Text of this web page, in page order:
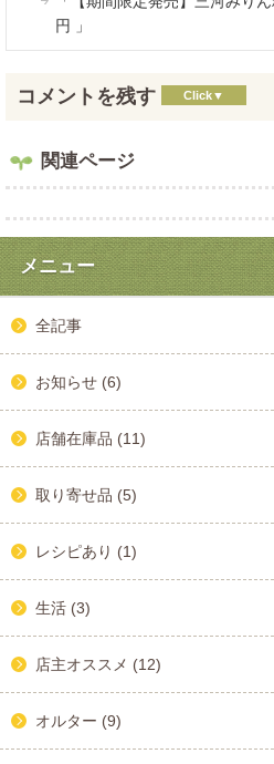
円 」
コメントを残す
関連ページ
メニュー
全記事
お知らせ (6)
店舗在庫品 (11)
取り寄せ品 (5)
レシピあり (1)
生活 (3)
店主オススメ (12)
オルター (9)